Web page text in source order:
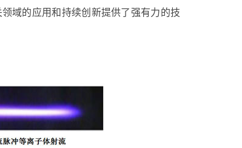
域的应用和持续创新提供了强有力的技